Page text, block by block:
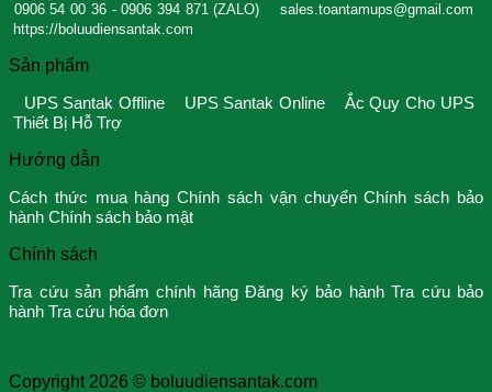
0906 54 00 36 - 0906 394 871 (ZALO)
sales.toantamups@gmail.com
https://boluudiensantak.com
Sản phẩm
UPS Santak Offline UPS Santak Online
Ắc Quy Cho UPS
Thiết Bị Hỗ Trợ
Hướng dẫn
Cách thức mua hàngChính sách vận chuyểnChính sách bảo
hành Chính sách bảo mật
Chính sách
Tra cứu sản phẩm chính hãng Đăng ký bảo hành Tra cứu bảo
hành Tra cứu hóa đơn
Copyright 2026 © boluudiensantak.com